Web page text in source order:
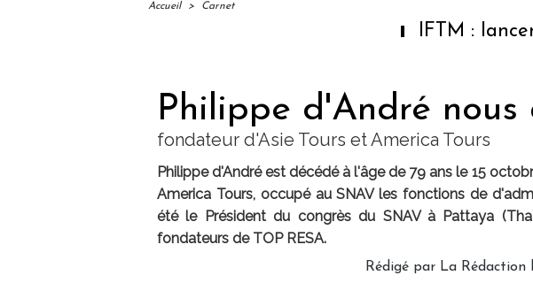
Accueil > Carnet
IFTM : lancement
Philippe d'André
fondateur d'Asie Tours et America Tours
Philippe d'André est décédé à l'âge de 79 ans le 15
America Tours, occupé au SNAV les fonctions de
été le Président du congrès du SNAV à Pattaya
fondateurs de TOP RESA.
Rédigé par La Rédaction